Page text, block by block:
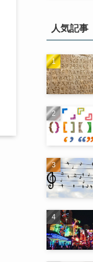
人気記事